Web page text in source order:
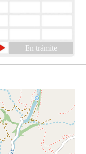
En trámite